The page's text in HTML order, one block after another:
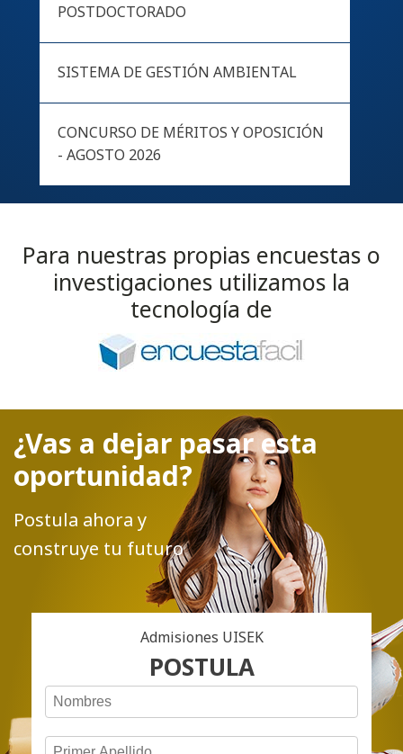
POSTDOCTORADO
SISTEMA DE GESTIÓN AMBIENTAL
CONCURSO DE MÉRITOS Y OPOSICIÓN
- AGOSTO 2026
Para nuestras propias encuestas o
investigaciones utilizamos la
tecnología de
¿Vas a dejar pasar esta
oportunidad?
Postula ahora y
construye tu futuro
Admisiones UISEK
POSTULA